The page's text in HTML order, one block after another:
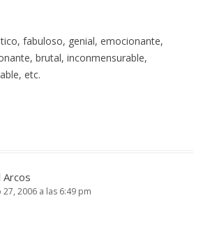
fabuloso, genial, emocionante,
brutal, inconmensurable,
etc.
Arcos
27, 2006 a las 6:49 pm